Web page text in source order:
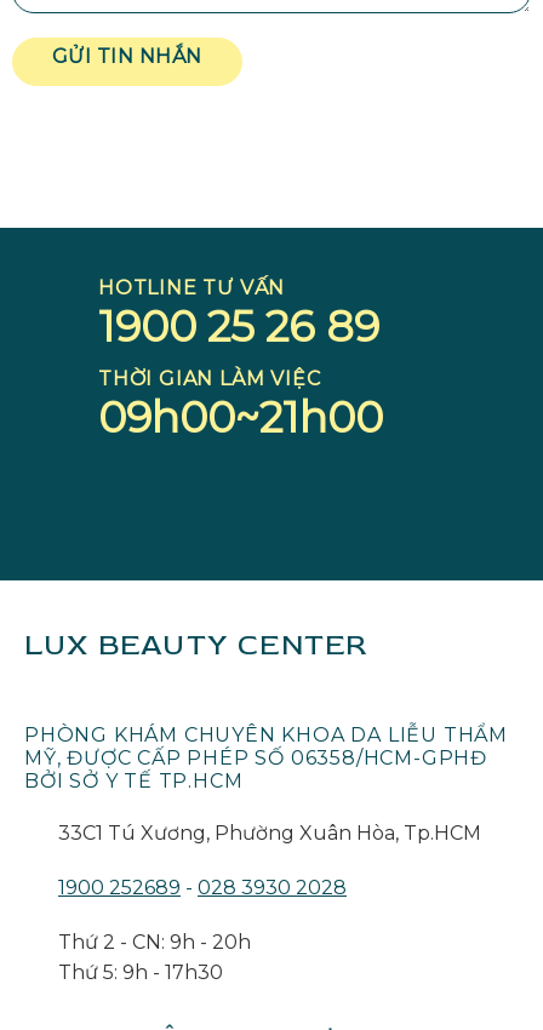
GỬI TIN NHẮN
HOTLINE TƯ VẤN
1900 25 26 89
THỜI GIAN LÀM VIỆC
09h00~21h00
LUX BEAUTY CENTER
PHÒNG KHÁM CHUYÊN KHOA DA LIỄU THẨM
MỸ, ĐƯỢC CẤP PHÉP SỐ 06358/HCM-GPHĐ
BỞI SỞ Y TẾ TP.HCM
33C1 Tú Xương, Phường Xuân Hòa, Tp.HCM
1900 252689 - 028 3930 2028
Thứ 2 - CN: 9h - 20h
Thứ 5: 9h - 17h30